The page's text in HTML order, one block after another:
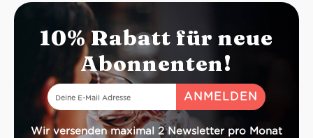
10% Rabatt für neue
Abonnenten!
Wir versenden maximal 2 Newsletter pro Monat